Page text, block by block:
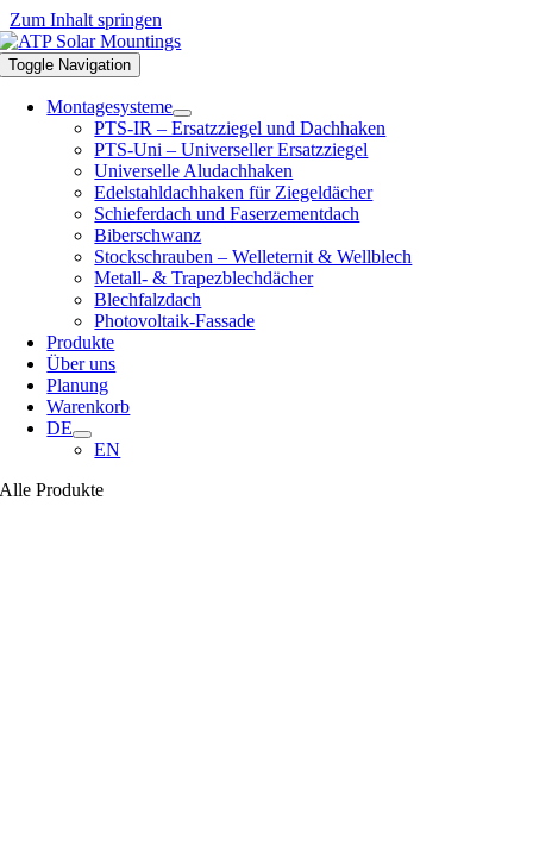
Zum Inhalt springen
Toggle Navigation
Montagesysteme
PTS-IR – Ersatzziegel und Dachhaken
PTS-Uni – Universeller Ersatzziegel
Universelle Aludachhaken
Edelstahldachhaken für Ziegeldächer
Schieferdach und Faserzementdach
Biberschwanz
Stockschrauben – Welleternit & Wellblech
Metall- & Trapezblechdächer
Blechfalzdach
Photovoltaik-Fassade
Produkte
Über uns
Planung
Warenkorb
DE
EN
Alle Produkte